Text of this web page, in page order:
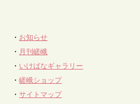
・ お知らせ
・ 月刊嵯峨
・ いけばなギャラリー
・嵯峨ショップ
・サイトマップ